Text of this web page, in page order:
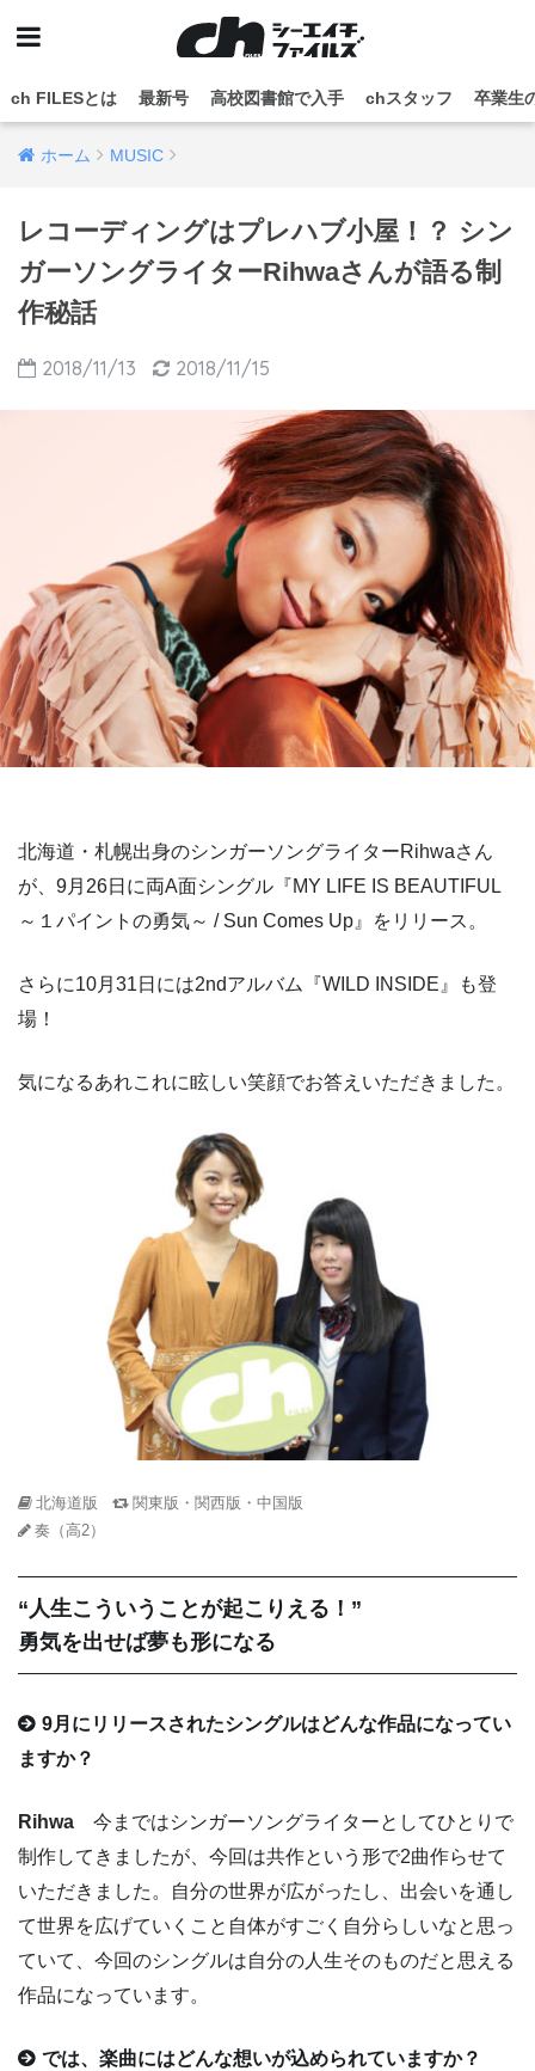
ch FILESとは 最新号 高校図書館で入手 chスタッフ 卒業生
ホーム MUSIC
レコーディングはプレハブ小屋！？ シン
ガーソングライターRihwaさんが語る制
作秘話
2018/11/13 2018/11/15
北海道・札幌出身のシンガーソングライターRihwaさん
が、9月26日に両A面シングル『MY LIFE IS BEAUTIFUL
～１パイントの勇気～ / Sun Comes Up』をリリース。
さらに10月31日には2ndアルバム『WILD INSIDE』も登
場！
気になるあれこれに眩しい笑顔でお答えいただきました。
北海道版
関東版・関西版・中国版
奏（高2）
“人生こういうことが起こりえる！”
勇気を出せば夢も形になる
9月にリリースされたシングルはどんな作品になってい
ますか？
Rihwa 今まではシンガーソングライターとしてひとりで
制作してきましたが、今回は共作という形で2曲作らせて
いただきました。自分の世界が広がったし、出会いを通し
て世界を広げていくこと自体がすごく自分らしいなと思っ
ていて、今回のシングルは自分の人生そのものだと思える
作品になっています。
では、楽曲にはどんな想いが込められていますか？